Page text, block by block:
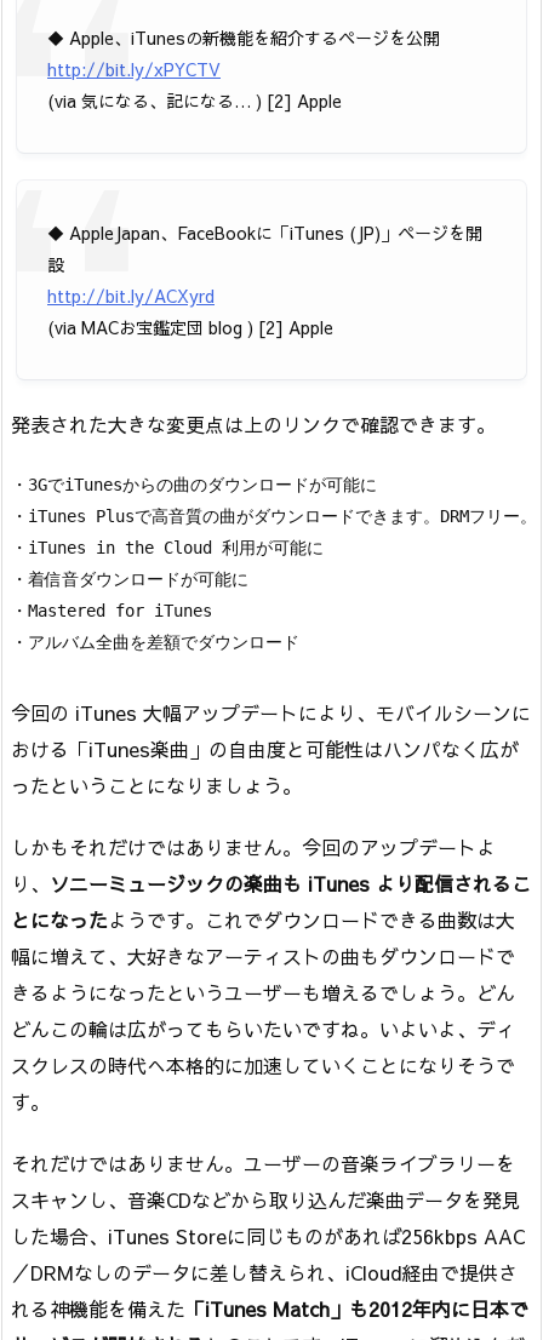
◆ Apple、iTunesの新機能を紹介するページを公開
http://bit.ly/xPYCTV
(via 気になる、記になる… ) [2] Apple
◆ AppleJapan、FaceBookに「iTunes (JP)」ページを開
設
http://bit.ly/ACXyrd
(via MACお宝鑑定団 blog ) [2] Apple
発表された大きな変更点は上のリンクで確認できます。
・3GでiTunesからの曲のダウンロードが可能に
・iTunes Plusで高音質の曲がダウンロードできます。DRMフリー。
・iTunes in the Cloud 利用が可能に
・着信音ダウンロードが可能に
・Mastered for iTunes
今回の iTunes 大幅アップデートにより、モバイルシーンに
おける「iTunes楽曲」の自由度と可能性はハンパなく広が
ったということになりましょう。
しかもそれだけではありません。今回のアップデートよ
り、 ソニーミュージックの楽曲も iTunes より配信されるこ
とになったようです。これでダウンロードできる曲数は大
幅に増えて、大好きなアーティストの曲もダウンロードで
きるようになったというユーザーも増えるでしょう。どん
どんこの輪は広がってもらいたいですね。いよいよ、ディ
スクレスの時代へ本格的に加速していくことになりそうで
す。
それだけではありません。ユーザーの音楽ライブラリーを
スキャンし、音楽CDなどから取り込んだ楽曲データを発見
した場合、iTunes Storeに同じものがあれば256kbps AAC
／DRMなしのデータに差し替えられ、iCloud経由で提供さ
れる神機能を備えた 「iTunes Match」も2012年内に日本で